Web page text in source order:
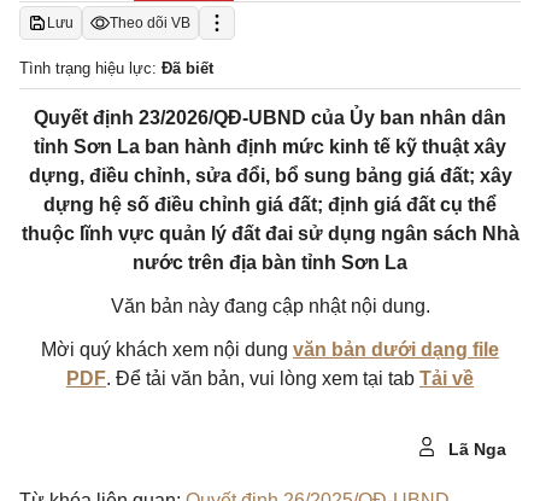
Lưu Theo dõi VB
Tình trạng hiệu lực: Đã biết
Quyết định 23/2026/QĐ-UBND của Ủy ban nhân dân
tỉnh Sơn La ban hành định mức kinh tế kỹ thuật xây
dựng, điều chỉnh, sửa đổi, bổ sung bảng giá đất; xây
dựng hệ số điều chỉnh giá đất; định giá đất cụ thể
thuộc lĩnh vực quản lý đất đai sử dụng ngân sách Nhà
nước trên địa bàn tỉnh Sơn La
Văn bản này đang cập nhật nội dung.
Mời quý khách xem nội dung văn bản dưới dạng file
PDF. Để tải văn bản, vui lòng xem tại tab Tải về
Lã Nga